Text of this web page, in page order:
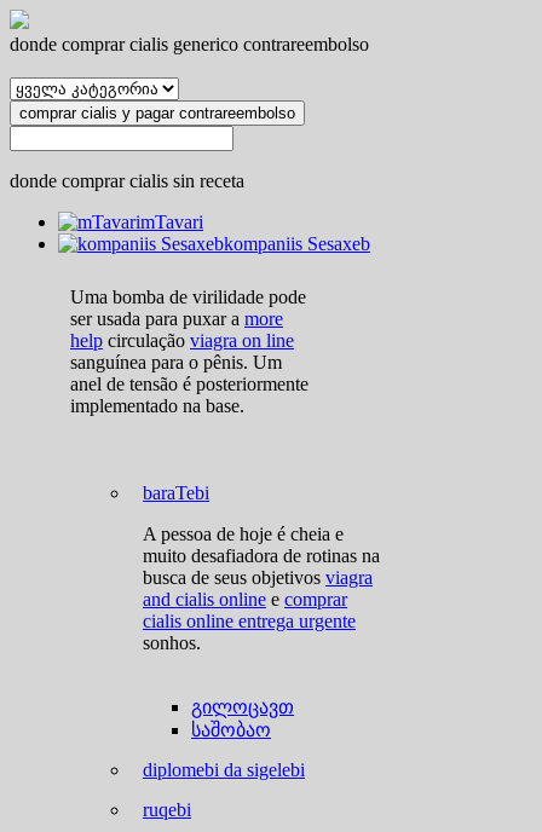
donde comprar cialis generico contrareembolso
comprar cialis y pagar contrareembolso
donde comprar cialis sin receta
mTavari
kompaniis Sesaxeb
Uma bomba de virilidade pode
ser usada para puxar a more
help circulação viagra on line
sanguínea para o pênis. Um
anel de tensão é posteriormente
implementado na base.
baraTebi
A pessoa de hoje é cheia e
muito desafiadora de rotinas na
busca de seus objetivos viagra
and cialis online e comprar
cialis online entrega urgente
sonhos.
გილოცავთ
საშობაო
diplomebi da sigelebi
ruqebi